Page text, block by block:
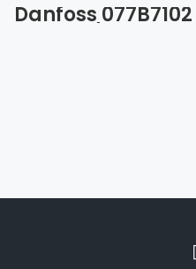
Danfoss 077B7102
Dondurma